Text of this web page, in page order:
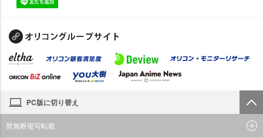
PC版に切り替え
禁無断複写転載